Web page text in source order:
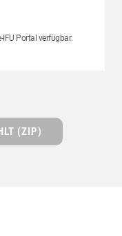
Portal verfügbar.
(ZIP)